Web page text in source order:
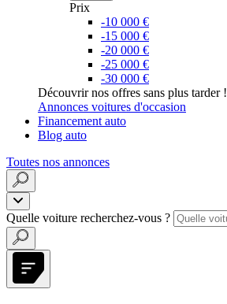
Prix
-10 000 €
-15 000 €
-20 000 €
-25 000 €
-30 000 €
Découvrir nos offres sans plus tarder !
Annonces voitures d'occasion
Financement auto
Blog auto
Toutes nos annonces
Quelle voiture recherchez-vous ?